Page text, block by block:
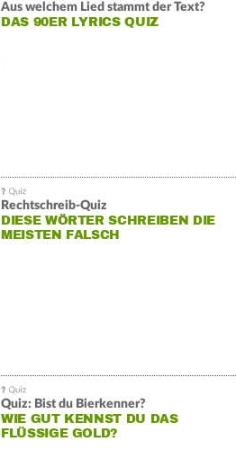
Aus welchem Lied stammt der Text?
DAS 90ER LYRICS QUIZ
Rechtschreib-Quiz
DIESE WÖRTER SCHREIBEN DIE
MEISTEN FALSCH
Quiz: Bist du Bierkenner?
WIE GUT KENNST DU DAS
FLÜSSIGE GOLD?